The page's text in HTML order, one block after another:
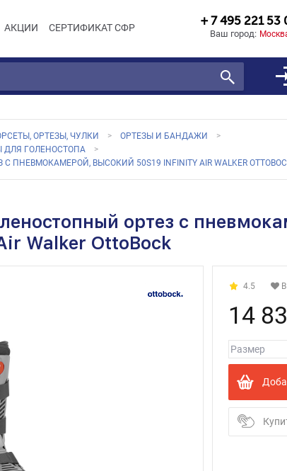
АКЦИИ СЕРТИФИКАТ СФР
+ 7 495 221 53
Ваш город:
ОРТЕЗЫ, ЧУЛКИ
ОРТЕЗЫ И БАНДАЖИ
ДЛЯ ГОЛЕНОСТОПА
ВЫСОКИЙ 50S19 INFINITY AIR WALKER
ортез с
Walker OttoBock
4.5
14